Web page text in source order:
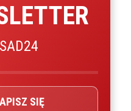
SAD24
SIĘ